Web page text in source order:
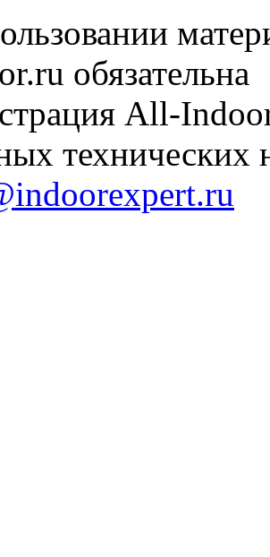
обязательна
All-
технических